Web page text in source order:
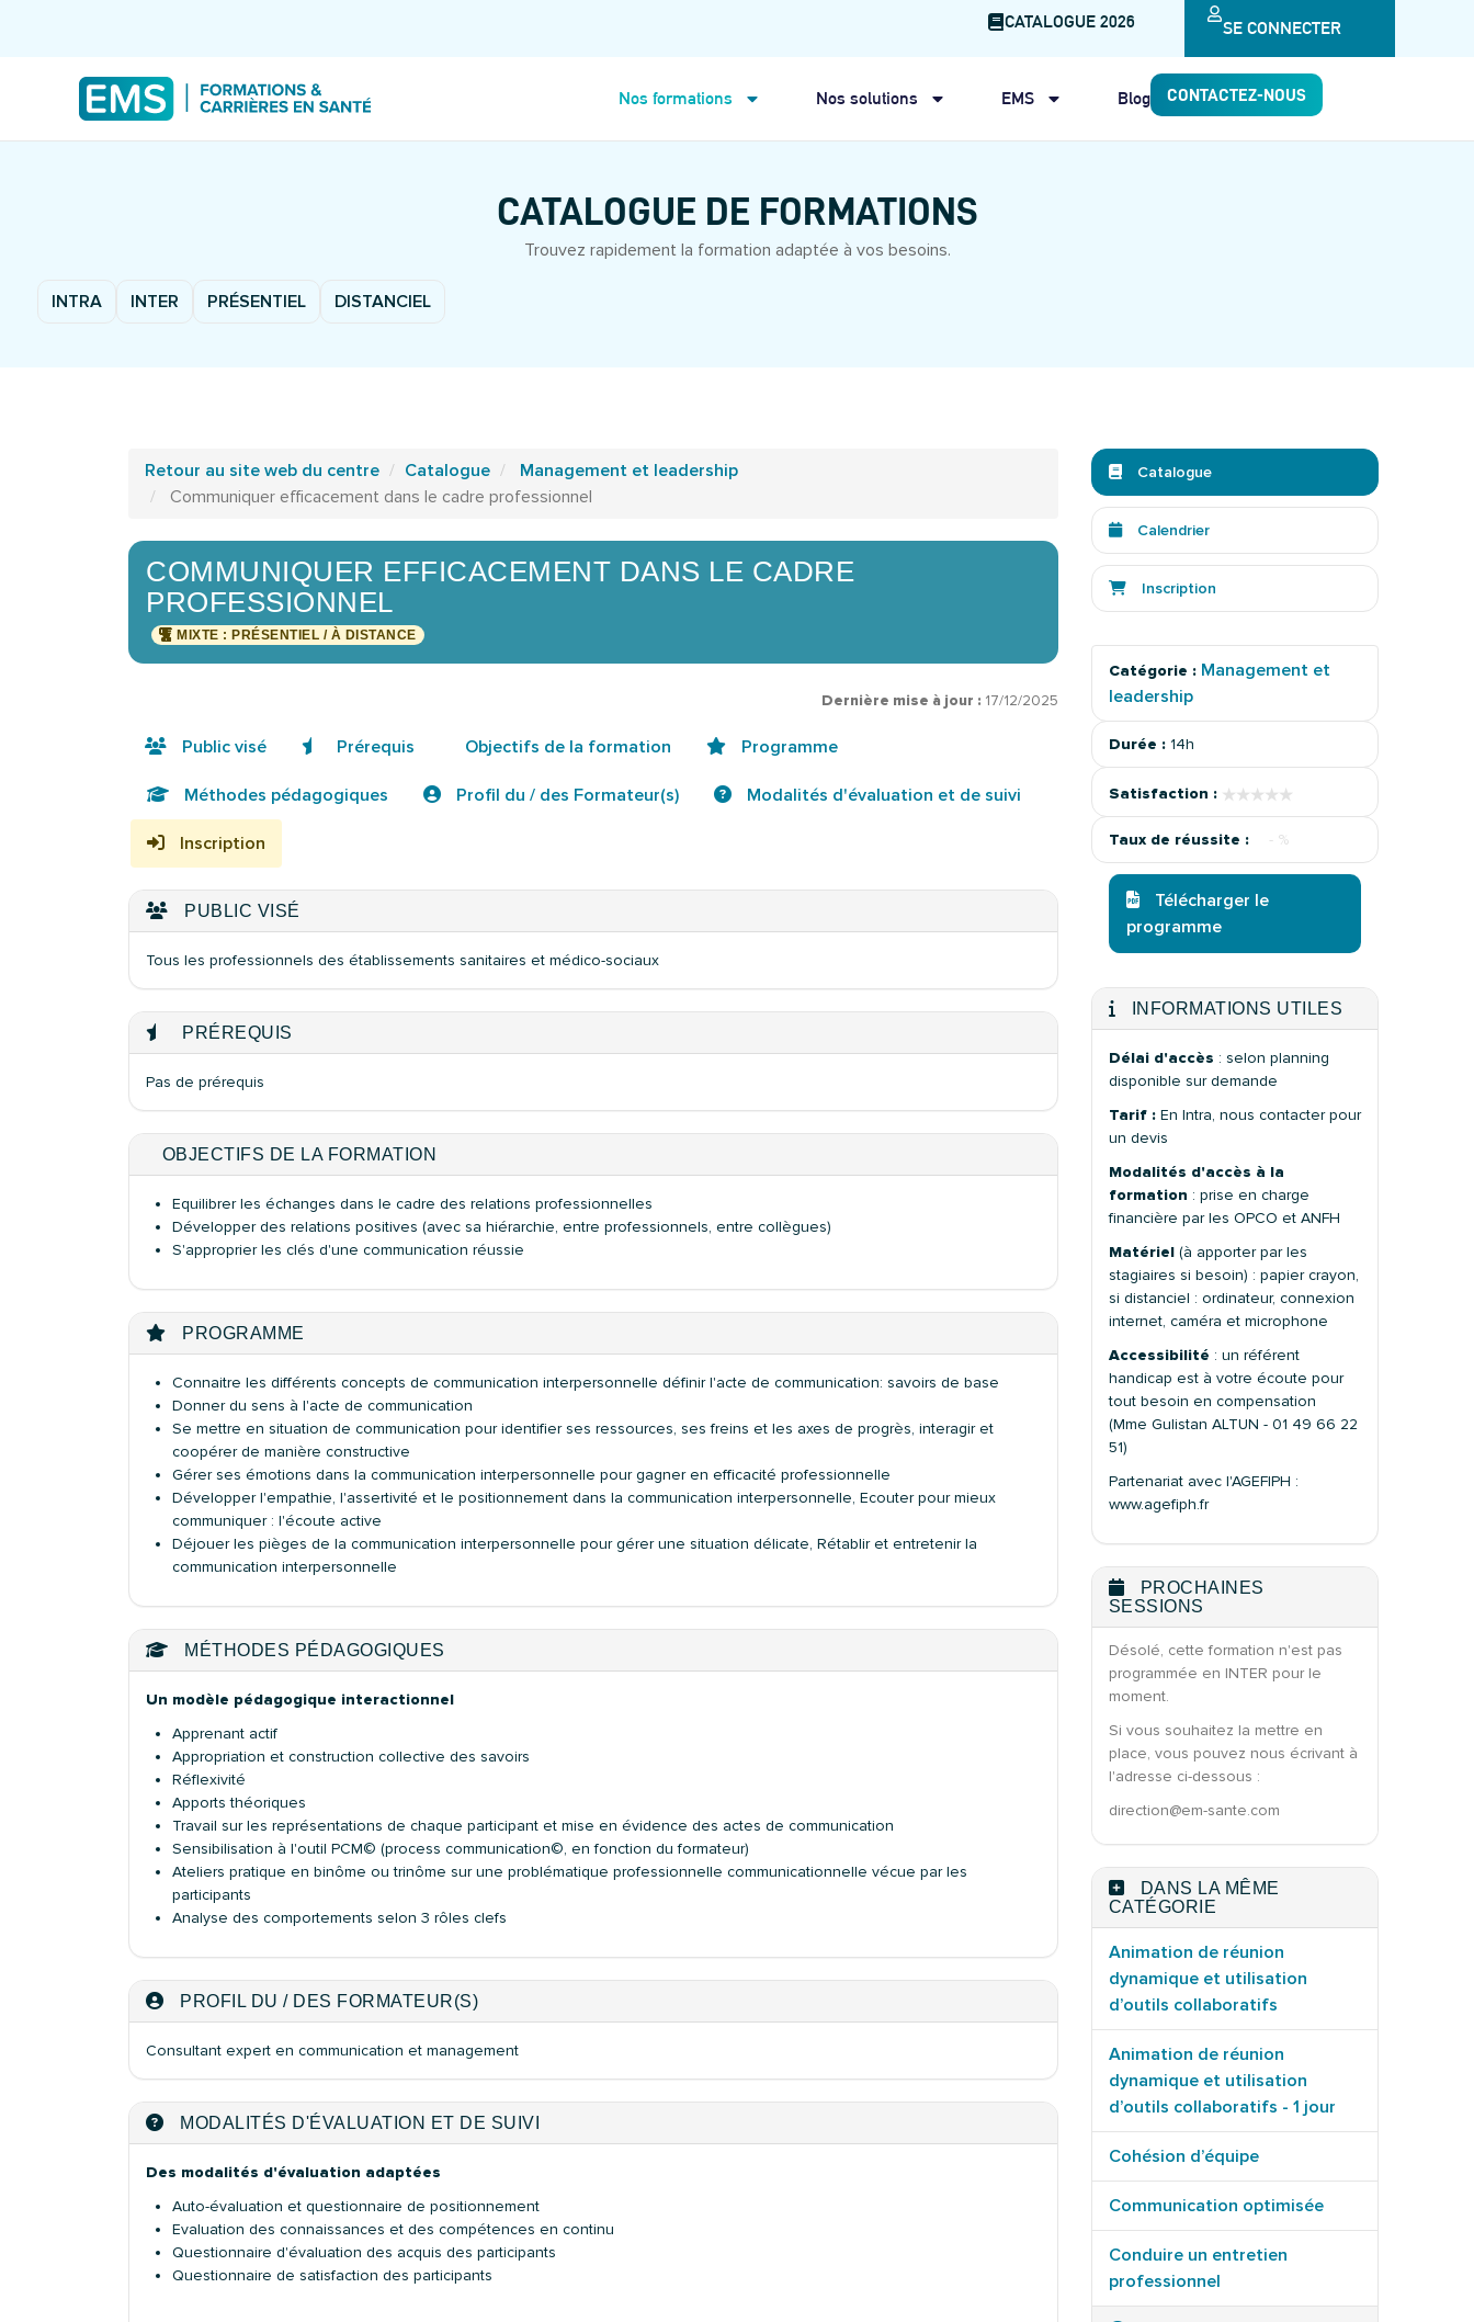
CATALOGUE 2026 SE CONNECTER
Nos formations Nos solutions EMS Blog CONTACTEZ-NOUS
CATALOGUE DE FORMATIONS
Trouvez rapidement la formation adaptée à vos besoins.
INTRA INTER PRÉSENTIEL DISTANCIEL
Retour au site web du centre Catalogue
Management et leadership
Communiquer efficacement dans le cadre professionnel
COMMUNIQUER EFFICACEMENT DANS LE CADRE
PROFESSIONNEL
MIXTE : PRÉSENTIEL / À DISTANCE
Dernière mise à jour : 17/12/2025
Public visé Prérequis Objectifs de la formation Programme
Méthodes pédagogiques Profil du / des Formateur(s) Modalités d'évaluation et de suivi
Inscription
PUBLIC VISÉ
Tous les professionnels des établissements sanitaires et médico-sociaux
PRÉREQUIS
Pas de prérequis
OBJECTIFS DE LA FORMATION
Equilibrer les échanges dans le cadre des relations professionnelles
Développer des relations positives (avec sa hiérarchie, entre professionnels, entre collègues)
S'approprier les clés d'une communication réussie
PROGRAMME
Connaitre les différents concepts de communication interpersonnelle définir l'acte de communication: savoirs de base
Donner du sens à l'acte de communication
Se mettre en situation de communication pour identifier ses ressources, ses freins et les axes de progrès, interagir et
coopérer de manière constructive
Gérer ses émotions dans la communication interpersonnelle pour gagner en efficacité professionnelle
Développer l'empathie, l'assertivité et le positionnement dans la communication interpersonnelle, Ecouter pour mieux
communiquer : l'écoute active
Déjouer les pièges de la communication interpersonnelle pour gérer une situation délicate, Rétablir et entretenir la
communication interpersonnelle
MÉTHODES PÉDAGOGIQUES
Un modèle pédagogique interactionnel
Apprenant actif
Appropriation et construction collective des savoirs
Réflexivité
Apports théoriques
Travail sur les représentations de chaque participant et mise en évidence des actes de communication
Sensibilisation à l'outil PCM© (process communication©, en fonction du formateur)
Ateliers pratique en binôme ou trinôme sur une problématique professionnelle communicationnelle vécue par les
participants
Analyse des comportements selon 3 rôles clefs
PROFIL DU / DES FORMATEUR(S)
Consultant expert en communication et management
MODALITÉS D'ÉVALUATION ET DE SUIVI
Des modalités d'évaluation adaptées
Auto-évaluation et questionnaire de positionnement
Evaluation des connaissances et des compétences en continu
Questionnaire d'évaluation des acquis des participants
Questionnaire de satisfaction des participants
Catalogue
Calendrier
Inscription
Catégorie : Management et
leadership
Durée :14h
Satisfaction : ★★★★★
★★★★★
Taux de réussite : - %
Télécharger le
programme
INFORMATIONS UTILES
Délai d'accès : selon planning
disponible sur demande
Tarif : En Intra, nous contacter pour
un devis
Modalités d'accès à la
formation : prise en charge
financière par les OPCO et ANFH
Matériel (à apporter par les
stagiaires si besoin) : papier crayon,
si distanciel : ordinateur, connexion
internet, caméra et microphone
Accessibilité : un référent
handicap est à votre écoute pour
tout besoin en compensation
(Mme Gulistan ALTUN - 01 49 66 22
51)
Partenariat avec l'AGEFIPH :
www.agefiph.fr
PROCHAINES
SESSIONS
Désolé, cette formation n'est pas
programmée en INTER pour le
moment.
Si vous souhaitez la mettre en
place, vous pouvez nous écrivant à
l'adresse ci-dessous :
direction@em-sante.com
DANS LA MÊME
CATÉGORIE
Animation de réunion
dynamique et utilisation
d’outils collaboratifs
Animation de réunion
dynamique et utilisation
d’outils collaboratifs - 1 jour
Cohésion d’équipe
Communication optimisée
Conduire un entretien
professionnel